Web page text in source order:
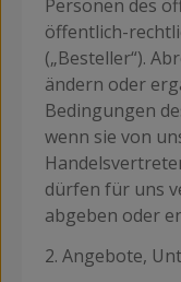
Personen des
öffentlich-
(„Besteller“).
ändern oder
Bedingungen
wenn sie von
dürfen für uns
abgeben oder
2. Angebote,